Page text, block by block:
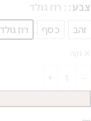
צבע : רוז גולד
זהב
כסף רוז גולד
נקה